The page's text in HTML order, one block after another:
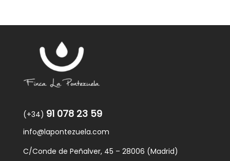
(+34) 91 078 23 59
info@lapontezuela.com
C/Conde de Peñalver, 45 – 28006 (Madrid)